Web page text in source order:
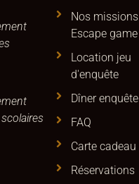
Nos missions
Escape game
Location jeu
d'enquête
Dîner enquête
FAQ
Carte cadeau
Réservations